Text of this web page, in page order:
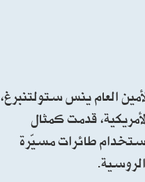
العام لحلف “الناتو” من أكتوبر 2016 إلى أكتوبر 2019 في عهد الأمين العام ينس ستولتنبرغ،
قدمت كمثال
عام 2025، عندما تمكنت كييف من استخدام طائرات مسيّرة